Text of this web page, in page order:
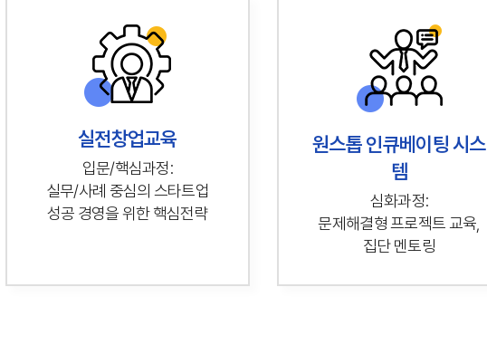
실전창업교육
입문/핵심과정:
실무/사례 중심의 스타트업
성공 경영을 위한 핵심전략
원스톱 인큐베이팅 시스
템
심화과정:
문제해결형 프로젝트 교육,
집단 멘토링